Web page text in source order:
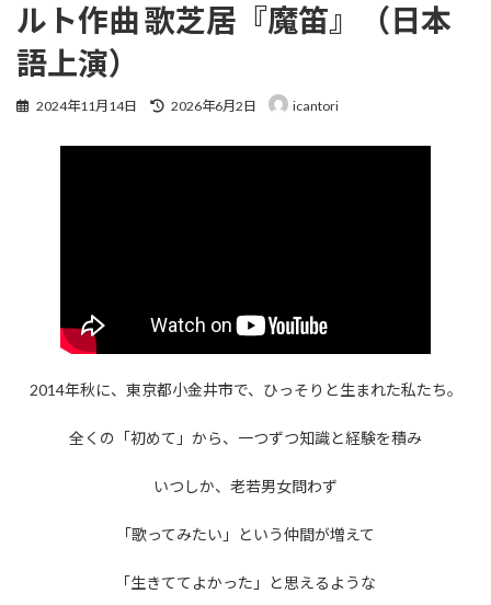
ルト作曲 歌芝居『魔笛』（日本
語上演）
2024年11月14日
最
2026年6月2日 icantori
2014年秋に、東京都小金井市で、ひっそりと生まれた私たち。
全くの「初めて」から、一つずつ知識と経験を積み
いつしか、老若男女問わず
「歌ってみたい」という仲間が増えて
「生きててよかった」と思えるような